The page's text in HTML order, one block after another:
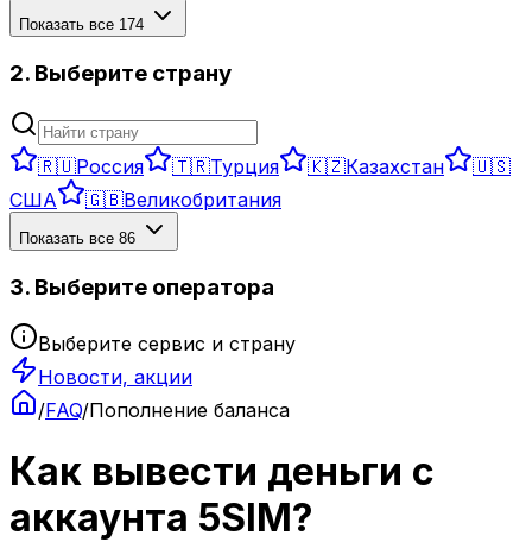
Показать все 174
2. Выберите страну
🇷🇺Россия 🇹🇷Турция 🇰🇿Казахстан
🇺🇸
США
🇬🇧Великобритания
Показать все 86
3. Выберите оператора
Выберите сервис и страну
Новости, акции
/FAQ/Пополнение баланса
Как вывести деньги с
аккаунта 5SIM?